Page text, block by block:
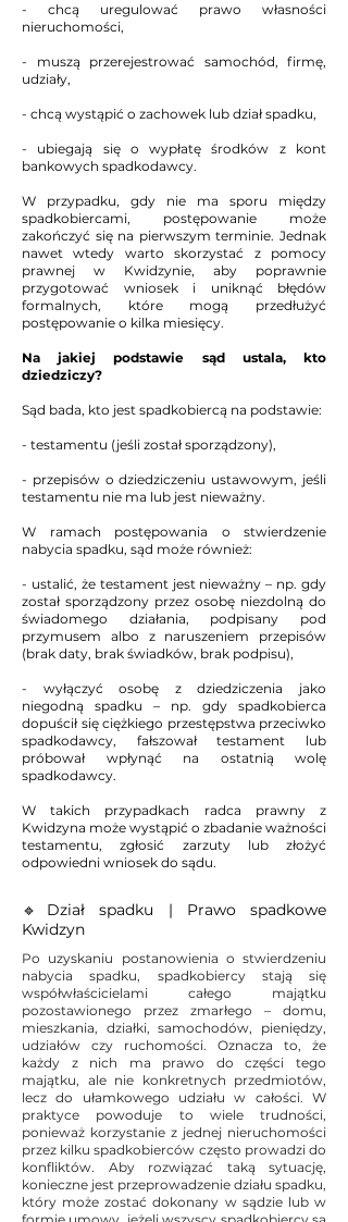
- chcą uregulować prawo własności
nieruchomości,
- muszą przerejestrować samochód, firmę,
udziały,
- chcą wystąpić o zachowek lub dział spadku,
- ubiegają się o wypłatę środków z kont
bankowych spadkodawcy.
W przypadku, gdy nie ma sporu między
spadkobiercami, postępowanie może
zakończyć się na pierwszym terminie. Jednak
nawet wtedy warto skorzystać z pomocy
prawnej w Kwidzynie, aby poprawnie
przygotować wniosek i uniknąć błędów
formalnych, które mogą przedłużyć
postępowanie o kilka miesięcy.
Na jakiej podstawie sąd ustala, kto
dziedziczy?
Sąd bada, kto jest spadkobiercą na podstawie:
- testamentu (jeśli został sporządzony),
- przepisów o dziedziczeniu ustawowym, jeśli
testamentu nie ma lub jest nieważny.
W ramach postępowania o stwierdzenie
nabycia spadku, sąd może również:
- ustalić, że testament jest nieważny – np. gdy
został sporządzony przez osobę niezdolną do
świadomego działania, podpisany pod
przymusem albo z naruszeniem przepisów
(brak daty, brak świadków, brak podpisu),
- wyłączyć osobę z dziedziczenia jako
niegodną spadku – np. gdy spadkobierca
dopuścił się ciężkiego przestępstwa przeciwko
spadkodawcy, fałszował testament lub
próbował wpłynąć na ostatnią wolę
spadkodawcy.
W takich przypadkach radca prawny z
Kwidzyna może wystąpić o zbadanie ważności
testamentu, zgłosić zarzuty lub złożyć
odpowiedni wniosek do sądu.
🔹Dział spadku | Prawo spadkowe
Kwidzyn
Po uzyskaniu postanowienia o stwierdzeniu
nabycia spadku, spadkobiercy stają się
współwłaścicielami całego majątku
pozostawionego przez zmarłego – domu,
mieszkania, działki, samochodów, pieniędzy,
udziałów czy ruchomości. Oznacza to, że
każdy z nich ma prawo do części tego
majątku, ale nie konkretnych przedmiotów,
lecz do ułamkowego udziału w całości. W
praktyce powoduje to wiele trudności,
ponieważ korzystanie z jednej nieruchomości
przez kilku spadkobierców często prowadzi do
konfliktów. Aby rozwiązać taką sytuację,
konieczne jest przeprowadzenie działu spadku,
który może zostać dokonany w sądzie lub w